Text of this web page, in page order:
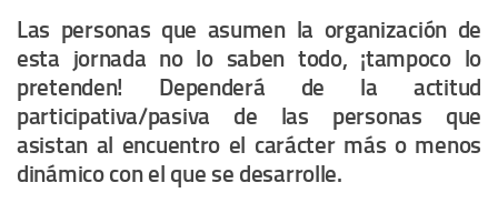
Las personas que asumen la organización de
esta jornada no lo saben todo, ¡tampoco lo
pretenden! Dependerá de la actitud
participativa/pasiva de las personas que
asistan al encuentro el carácter más o menos
dinámico con el que se desarrolle.